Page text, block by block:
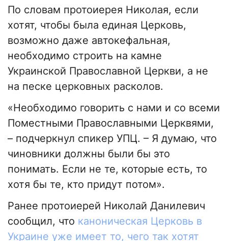
По словам протоиерея Николая, если
хотят, чтобы была единая Церковь,
возможно даже автокефальная,
необходимо строить на камне
Украинской Православной Церкви, а не
на песке церковных расколов.
«Необходимо говорить с нами и со всеми
Поместными Православными Церквями,
– подчеркнул спикер УПЦ. – Я думаю, что
чиновники должны были бы это
понимать. Если не те, которые есть, то
хотя бы те, кто придут потом».
Ранее протоиерей Николай Данилевич
сообщил, что каноническая Церковь в
Украине уже имеет то, чего так хотят